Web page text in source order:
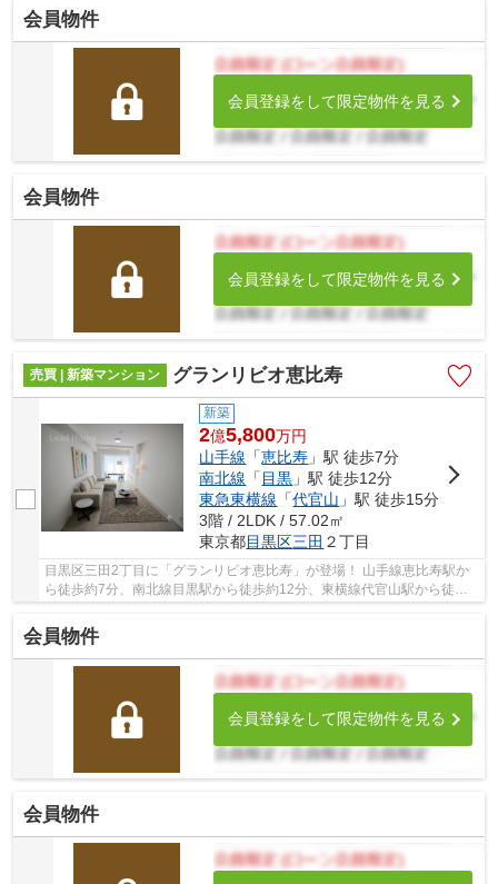
会員物件
会員登録をして限定物件を見る
会員物件
会員登録をして限定物件を見る
売買 | 新築マンション グランリビオ恵比寿
新築
2億5,800万円
山手線 「恵比寿 」駅 徒歩7分
南北線 「目黒 」駅 徒歩12分
東急東横線 「代官山 」駅 徒歩15分
3階 / 2LDK / 57.02㎡
東京都目黒区三田 ２丁目
目黒区三田2丁目に「グランリビオ恵比寿」が登場！ 山手線恵比寿駅か
ら徒歩約7分、南北線目黒駅から徒歩約12分、東横線代官山駅から徒歩
約15分。 8路線3駅利用可能な大変便利な立地に...
会員物件
会員登録をして限定物件を見る
会員物件